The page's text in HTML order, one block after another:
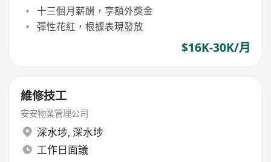
十三個月薪酬，享額外獎金
彈性花紅，根據表現發放
$16K-30K/月
維修技工
安安物業管理公司
深水埗, 深水埗
工作日面議